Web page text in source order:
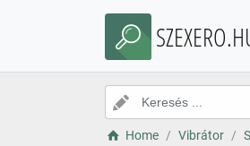
Home Vibrátor